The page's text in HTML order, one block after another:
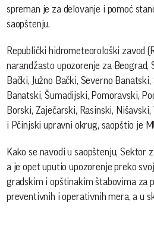
spreman je za delovanje i pomoć
saopštenju.
Republički hidrometeorološki zavod
narandžasto upozorenje za Beograd,
Bački, Južno Bački, Severno
Banatski, Šumadijski, Pomoravski,
Borski, Zaječarski, Rasinski,
i Pčinjski upravni okrug, saopštio je
Kako se navodi u saopštenju, Sektor
a je opet uputio upozorenje preko
gradskim i opštinakim štabovima za
preventivnih i operativnih mera, a u